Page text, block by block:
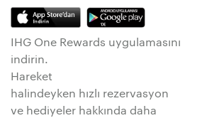
IHG One Rewards uygulamasını
indirin.
Hareket
halindeyken hızlı rezervasyon
ve hediyeler hakkında daha